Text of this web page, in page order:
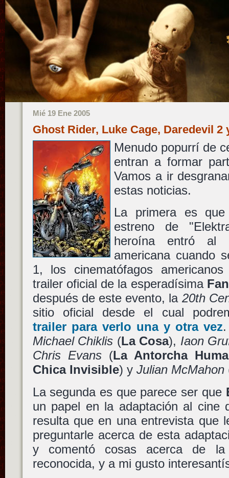
Mié 19 Ene 2005
Ghost Rider, Luke Cage, Daredevil
Menudo popurrí de
entran a formar
Vamos a ir
estas noticias.
La primera es
estreno de
heroína entró al
americana cuando
1, los cinematófagos
trailer oficial de la esperadísima
después de este evento, la 20th
sitio oficial desde el cual
trailer para verlo una y otra vez.
Michael Chiklis (La Cosa), Iaon
Chris Evans(La Antorcha
Chica Invisible) y Julian McMahon
La segunda es que parece ser que
un papel en la adaptación al
resulta que en una entrevista que
preguntarle acerca de esta
y comentó cosas acerca de
reconocida, y a mi gusto